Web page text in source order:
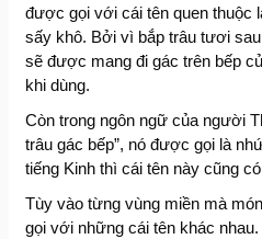
được gọi với cái tên quen thuộc
sấy khô. Bởi vì bắp trâu tươi
sẽ được mang đi gác trên bếp
khi dùng.
Còn trong ngôn ngữ của người
trâu gác bếp”, nó được gọi là
tiếng Kinh thì cái tên này cũng
Tùy vào từng vùng miền mà
gọi với những cái tên khác